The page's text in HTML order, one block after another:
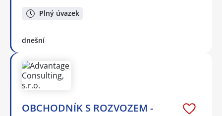
Plný úvazek
dnešní
OBCHODNÍK S ROZVOZEM -